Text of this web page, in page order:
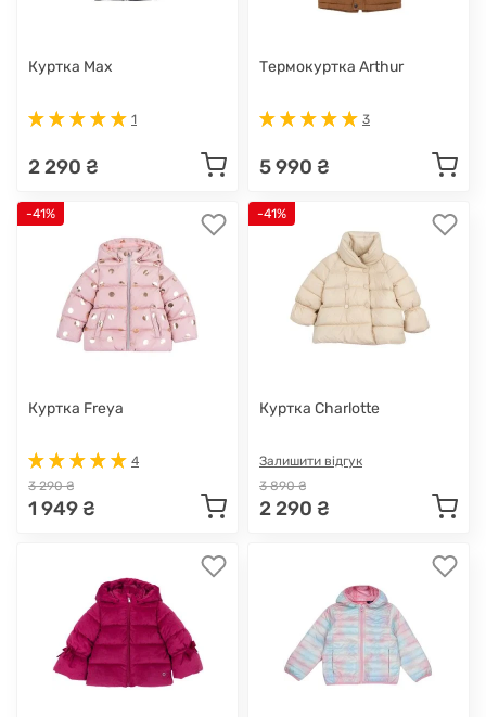
Куртка Max
1
2 290 ₴
Термокуртка Arthur
3
5 990 ₴
-41%
Куртка Freya
4
3 290 ₴
1 949 ₴
-41%
Куртка Charlotte
Залишити відгук
3 890 ₴
2 290 ₴